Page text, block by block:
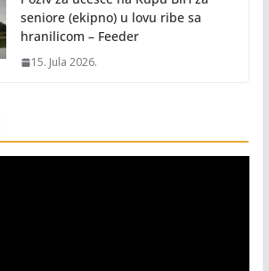
seniore (ekipno) u lovu ribe sa
hranilicom – Feeder
15. Jula 2026.